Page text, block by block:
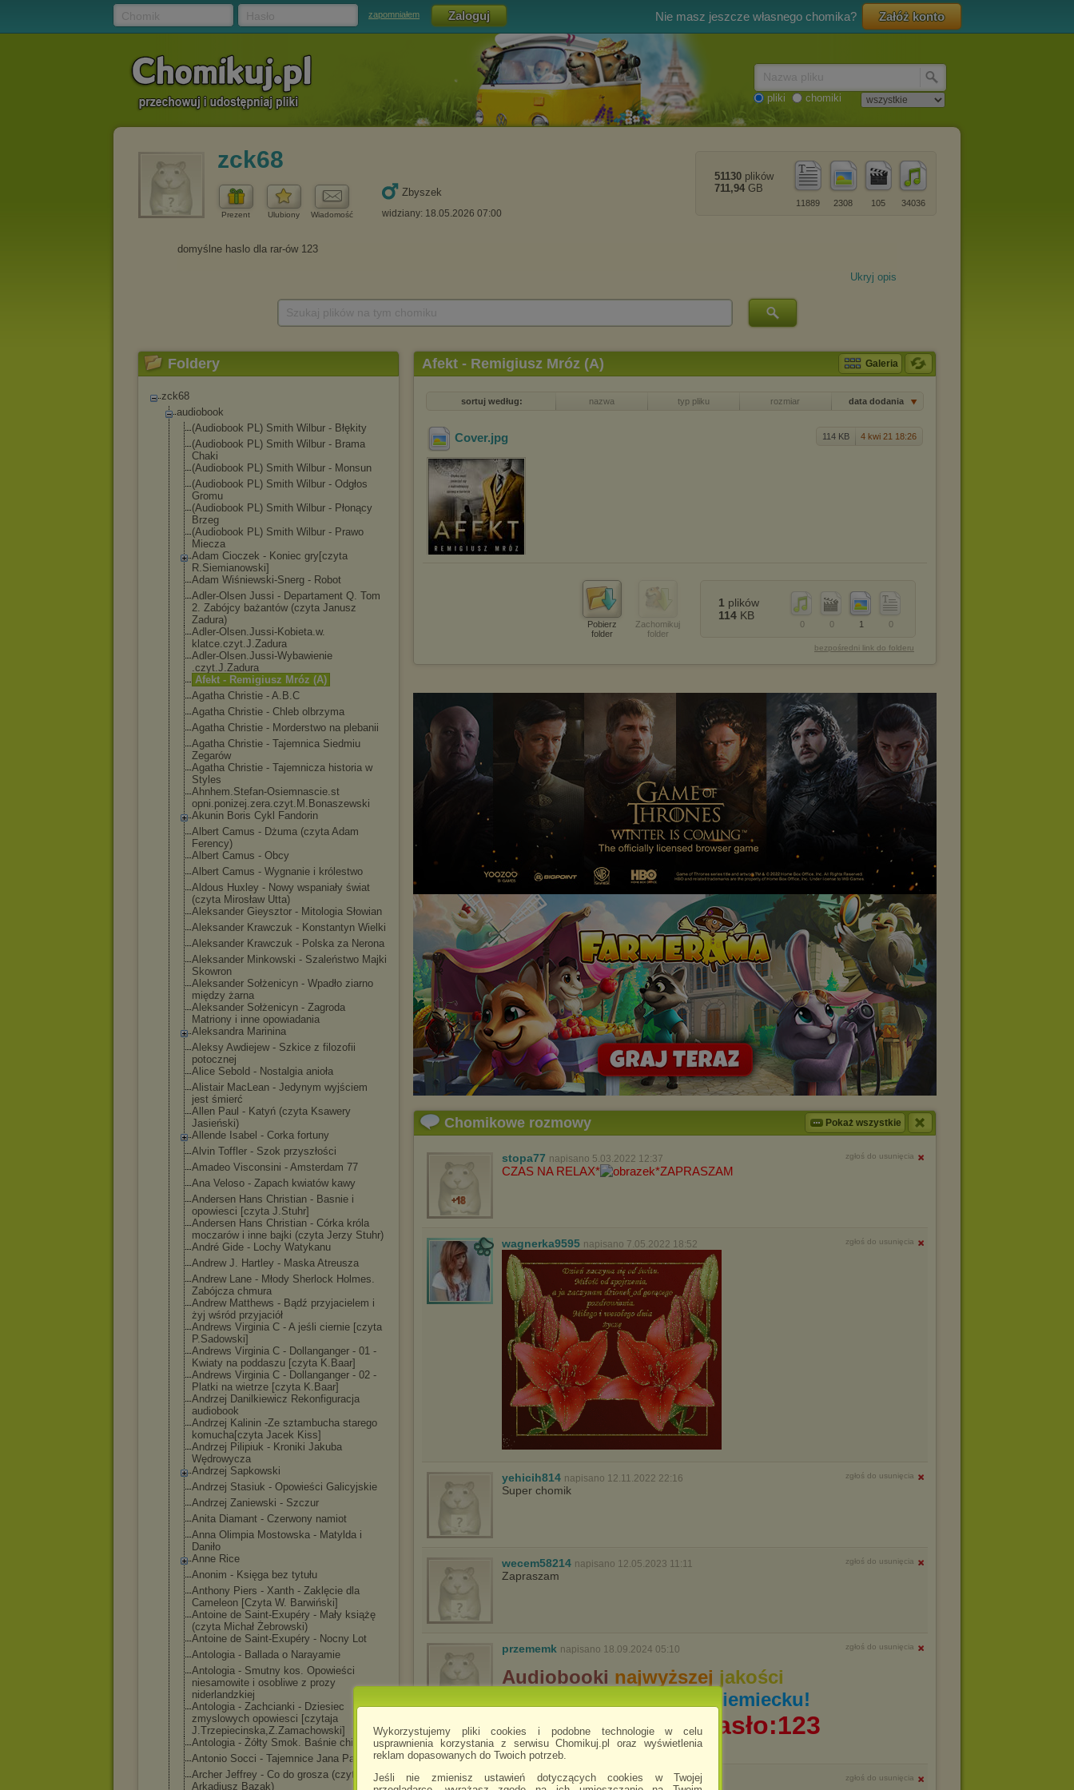
Wykorzystujemy pliki cookies i podobne technologie w celu
usprawnienia korzystania z serwisu Chomikuj.pl oraz wyświetlenia
reklam dopasowanych do Twoich potrzeb.
Jeśli nie zmienisz ustawień dotyczących cookies w Twojej
zapomniałem Nie masz jeszcze własnego chomika? Załóż konto
pliki chomiki
zck68
Prezent Ulubiony Wiadomość
Zbyszek
widziany: 18.05.2026 07:00
34036
105
2308
11889
51130 plików
711,94 GB
Ukryj opis
Foldery
zck68
audiobook
(Audiobook PL) Smith Wilbur - Błękity
(Audiobook PL) Smith Wilbur - Brama
Chaki
(Audiobook PL) Smith Wilbur - Monsun
(Audiobook PL) Smith Wilbur - Odgłos
Gromu
(Audiobook PL) Smith Wilbur - Płonący
Brzeg
(Audiobook PL) Smith Wilbur - Prawo
Miecza
Adam Cioczek - Koniec gry[czyta
R.Siemianowski]
Adam Wiśniewski-Snerg - Robot
Adler-Olsen Jussi - Departament Q. Tom
2. Zabójcy bażantów (czyta Janusz
Zadura)
Adler-Olsen.Jussi-Kobieta.w.
klatce.czyt.J.Zadura
Adler-Olsen.Jussi-Wybawienie
.czyt.J.Zadura
Afekt - Remigiusz Mróz (A)
Agatha Christie - A.B.C
Agatha Christie - Chleb olbrzyma
Agatha Christie - Morderstwo na plebanii
Agatha Christie - Tajemnica Siedmiu
Zegarów
Agatha Christie - Tajemnicza historia w
Styles
Ahnhem.Stefan-Osiemnascie.st
opni.ponizej.zera.czyt.M.Bonaszewski
Akunin Boris Cykl Fandorin
Albert Camus - Dżuma (czyta Adam
Ferency)
Albert Camus - Obcy
Albert Camus - Wygnanie i królestwo
Aldous Huxley - Nowy wspaniały świat
(czyta Mirosław Utta)
Aleksander Gieysztor - Mitologia Słowian
Aleksander Krawczuk - Konstantyn Wielki
Aleksander Krawczuk - Polska za Nerona
Aleksander Minkowski - Szaleństwo Majki
Skowron
Aleksander Sołżenicyn - Wpadło ziarno
między żarna
Aleksander Sołżenicyn - Zagroda
Matriony i inne opowiadania
Aleksandra Marinina
Aleksy Awdiejew - Szkice z filozofii
potocznej
Alice Sebold - Nostalgia anioła
Alistair MacLean - Jedynym wyjściem
jest śmierć
Allen Paul - Katyń (czyta Ksawery
Jasieński)
Allende Isabel - Corka fortuny
Alvin Toffler - Szok przyszłości
Amadeo Visconsini - Amsterdam 77
Ana Veloso - Zapach kwiatów kawy
Andersen Hans Christian - Basnie i
opowiesci [czyta J.Stuhr]
Andersen Hans Christian - Córka króla
moczarów i inne bajki (czyta Jerzy Stuhr)
André Gide - Lochy Watykanu
Andrew J. Hartley - Maska Atreusza
Andrew Lane - Młody Sherlock Holmes.
Zabójcza chmura
Andrew Matthews - Bądź przyjacielem i
żyj wśród przyjaciół
Andrews Virginia C - A jeśli ciernie [czyta
P.Sadowski]
Andrews Virginia C - Dollanganger - 01 -
Kwiaty na poddaszu [czyta K.Baar]
Andrews Virginia C - Dollanganger - 02 -
Platki na wietrze [czyta K.Baar]
Andrzej Danilkiewicz Rekonfiguracja
audiobook
Andrzej Kalinin -Ze sztambucha starego
komucha[czyta Jacek Kiss]
Andrzej Pilipiuk - Kroniki Jakuba
Wędrowycza
Andrzej Sapkowski
Andrzej Stasiuk - Opowieści Galicyjskie
Andrzej Zaniewski - Szczur
Anita Diamant - Czerwony namiot
Anna Olimpia Mostowska - Matylda i
Daniło
Anne Rice
Anonim - Księga bez tytułu
Anthony Piers - Xanth - Zaklęcie dla
Cameleon [Czyta W. Barwiński]
Antoine de Saint-Exupéry - Mały książę
(czyta Michał Żebrowski)
Antoine de Saint-Exupéry - Nocny Lot
Antologia - Ballada o Narayamie
Antologia - Smutny kos. Opowieści
niesamowite i osobliwe z prozy
niderlandzkiej
Antologia - Zachcianki - Dziesiec
zmyslowych opowiesci [czytaja
J.Trzepiecinska,Z.Zamachowski]
Antologia - Żółty Smok. Baśnie chińskie
Antonio Socci - Tajemnice Jana Pawła II
Archer Jeffrey - Co do grosza (czyta
Arkadiusz Bazak)
Afekt - Remigiusz Mróz (A) Galeria
sortuj według: nazwa typ pliku rozmiar data dodania
114 KB 4 kwi 21 18:26
Cover.jpg
Pobierz
folder
Zachomikuj
folder
0
1
0
0
1 plików
114 KB
bezpośredni link do folderu
Chomikowe rozmowy Pokaż wszystkie
stopa77 napisano 5.03.2022 12:37 zgłoś do usunięcia
CZAS NA RELAX* *ZAPRASZAM
wagnerka9595 napisano 7.05.2022 18:52 zgłoś do usunięcia
yehicih814 napisano 12.11.2022 22:16 zgłoś do usunięcia
Super chomik
wecem58214 napisano 12.05.2023 11:11 zgłoś do usunięcia
Zapraszam
przememk napisano 18.09.2024 05:10 zgłoś do usunięcia
Audiobooki najwyższej jakości
niemiecku!
Profesjonalny lektor! Hasło:123
KevinPL3223 napisano 14.01.2025 07:48 zgłoś do usunięcia